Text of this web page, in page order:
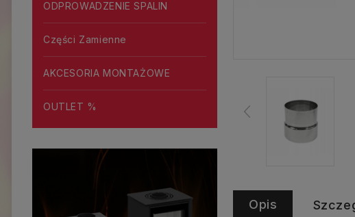
ODPROWADZENIE SPALIN
Części Zamienne
AKCESORIA MONTAŻOWE
OUTLET %
Opis